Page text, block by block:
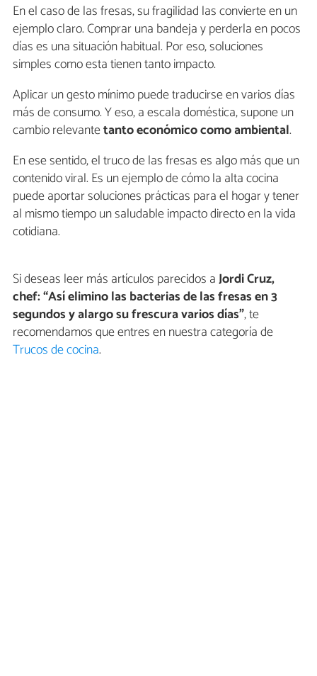
En el caso de las fresas, su fragilidad las convierte en un
ejemplo claro. Comprar una bandeja y perderla en pocos
días es una situación habitual. Por eso, soluciones
simples como esta tienen tanto impacto.
Aplicar un gesto mínimo puede traducirse en varios días
más de consumo. Y eso, a escala doméstica, supone un
cambio relevantetanto económico como ambiental.
En ese sentido, el truco de las fresas es algo más que un
contenido viral. Es un ejemplo de cómo la alta cocina
puede aportar soluciones prácticas para el hogar y tener
al mismo tiempo un saludable impacto directo en la vida
cotidiana.
Si deseas leer más artículos parecidos aJordi Cruz,
chef: “Así elimino las bacterias de las fresas en 3
segundos y alargo su frescura varios días”, te
recomendamos que entres en nuestra categoría de
Trucos de cocina.